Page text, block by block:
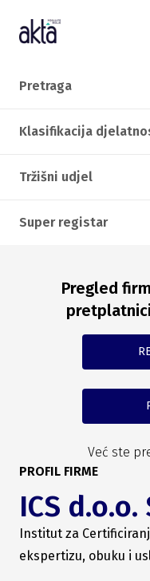
Pretraga
Klasifikacija
Tržišni udjel
Super registar
Pregled
Već ste
PROFIL FIRME
ICS
Institut za
ekspertizu, obuku i